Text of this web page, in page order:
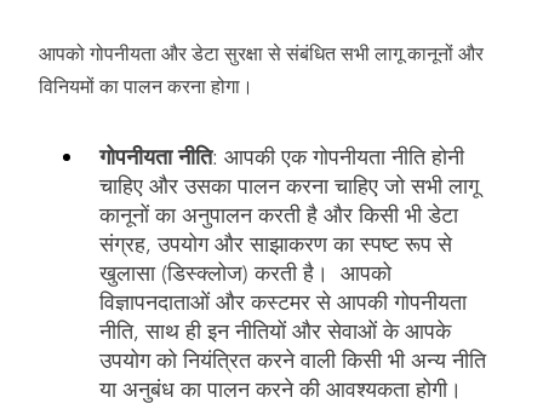
आपको गोपनीयता और डेटा सुरक्षा से संबंधित सभी लागू कानूनों और
विनियमों का पालन करना होगा।
गोपनीयता नीति: आपकी एक गोपनीयता नीति होनी
चाहिए और उसका पालन करना चाहिए जो सभी लागू
कानूनों का अनुपालन करती है और किसी भी डेटा
संग्रह, उपयोग और साझाकरण का स्पष्ट रूप से
खुलासा (डिस्क्लोज) करती है। आपको
विज्ञापनदाताओं और कस्टमर से आपकी गोपनीयता
नीति, साथ ही इन नीतियों और सेवाओं के आपके
उपयोग को नियंत्रित करने वाली किसी भी अन्य नीति
या अनुबंध का पालन करने की आवश्यकता होगी।